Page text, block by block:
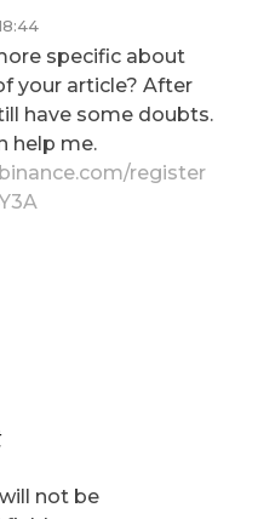
specific about
your article? After
have some doubts.
help me.
register
not be